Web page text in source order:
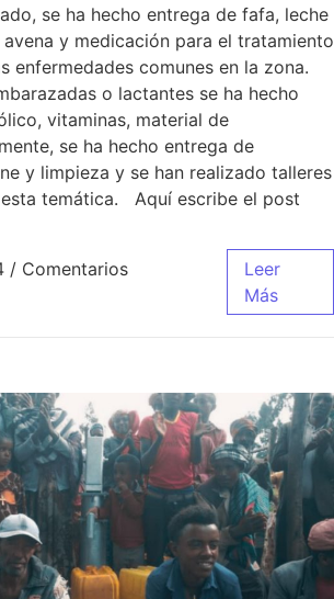
se ha hecho entrega de fafa, leche
y medicación para el tratamiento
enfermedades comunes en la zona.
o lactantes se ha hecho
vitaminas, material de
se ha hecho entrega de
y limpieza y se han realizado talleres
temática. Aquí escribe el post
/ Comentarios
Leer
Más